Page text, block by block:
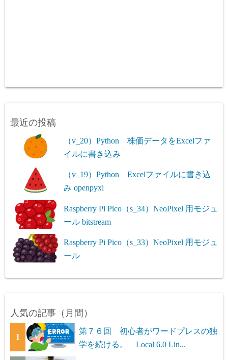
最近の投稿
（v_20）Python 株価データをExcelファ
イルに書き込み
（v_19）Python Excelファイルに書き込
み openpyxl
Raspberry Pi Pico（s_34）NeoPixel 用モジュ
ール bitstream
Raspberry Pi Pico（s_33）NeoPixel 用モジュ
ール
人気の記事（月間）
1
第７６回 初心者がワードプレスの独
学を続ける。 Local 6.0 Lin...